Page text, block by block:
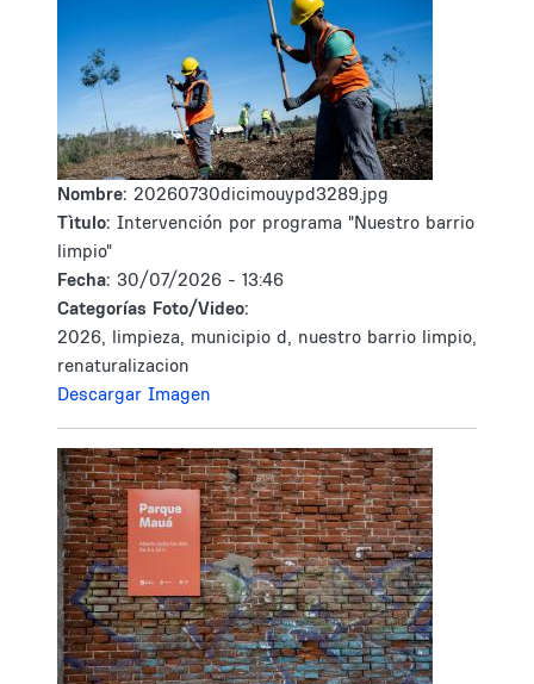
Nombre: 20260730dicimouypd3289.jpg
Tìtulo: Intervención por programa "Nuestro barrio
limpio"
Fecha: 30/07/2026 - 13:46
Categorías Foto/Video:
2026, limpieza, municipio d, nuestro barrio limpio,
renaturalizacion
Descargar Imagen